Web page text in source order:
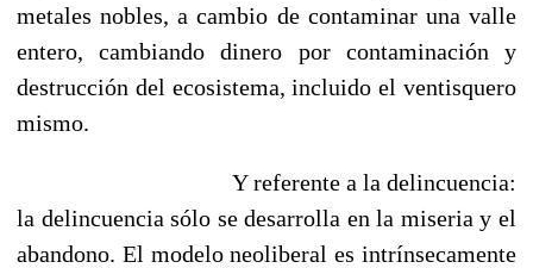
metales nobles, a cambio de contaminar una valle
entero, cambiando dinero por contaminación y
destrucción del ecosistema, incluido el ventisquero
mismo.
Y referente a la delincuencia:
la delincuencia sólo se desarrolla en la miseria y el
abandono. El modelo neoliberal es intrínsecamente